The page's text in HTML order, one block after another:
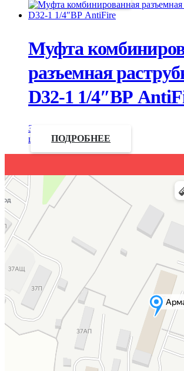
Муфта
разъемная
D32-1 1/4″ВР
Запросить
цену
ПОДРОБНЕЕ